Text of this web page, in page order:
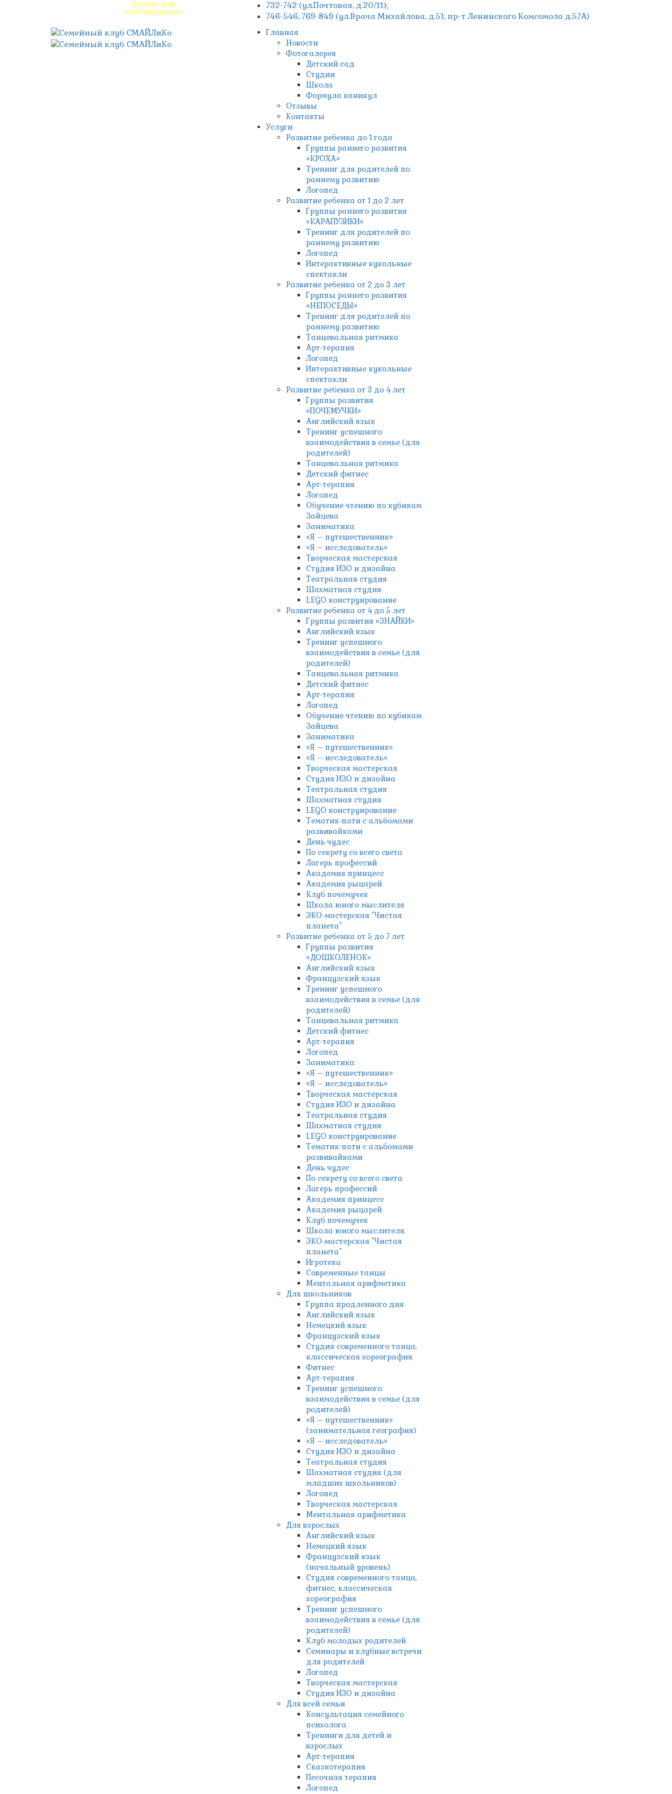
Версия для
слабовидящих
732-742 (ул.Почтовая, д.20/11);
746-546, 769-849 (ул.Врача Михайлова, д.51; пр-т Ленинского Комсомола д.57А)
Главная
Новости
Фотогалерея
Детский сад
Студии
Школа
Формула каникул
Отзывы
Контакты
Услуги
Развитие ребенка до 1 года
Группы раннего развития
«КРОХА»
Тренинг для родителей по
раннему развитию
Логопед
Развитие ребенка от 1 до 2 лет
Группы раннего развития
«КАРАПУЗИКИ»
Тренинг для родителей по
раннему развитию
Логопед
Интерактивные кукольные
спектакли
Развитие ребенка от 2 до 3 лет
Группы раннего развития
«НЕПОСЕДЫ»
Тренинг для родителей по
раннему развитию
Танцевальная ритмика
Арт-терапия
Логопед
Интерактивные кукольные
спектакли
Развитие ребенка от 3 до 4 лет
Группы развития
«ПОЧЕМУЧКИ»
Английский язык
Тренинг успешного
взаимодействия в семье (для
родителей)
Танцевальная ритмика
Детский фитнес
Арт-терапия
Логопед
Обучение чтению по кубикам
Зайцева
Заниматика
«Я – путешественник»
«Я – исследователь»
Творческая мастерская
Студия ИЗО и дизайна
Театральная студия
Шахматная студия
LEGO конструирование
Развитие ребенка от 4 до 5 лет
Группы развития «ЗНАЙКИ»
Английский язык
Тренинг успешного
взаимодействия в семье (для
родителей)
Танцевальная ритмика
Детский фитнес
Арт-терапия
Логопед
Обучение чтению по кубикам
Зайцева
Заниматика
«Я – путешественник»
«Я – исследователь»
Творческая мастерская
Студия ИЗО и дизайна
Театральная студия
Шахматная студия
LEGO конструирование
Тематик-пати с альбомами
развивайками
День чудес
По секрету со всего света
Лагерь профессий
Академия принцесс
Академия рыцарей
Клуб почемучек
Школа юного мыслителя
ЭКО-мастерская "Чистая
планета"
Развитие ребенка от 5 до 7 лет
Группы развития
«ДОШКОЛЕНОК»
Английский язык
Французский язык
Тренинг успешного
взаимодействия в семье (для
родителей)
Танцевальная ритмика
Детский фитнес
Арт-терапия
Логопед
Заниматика
«Я – путешественник»
«Я – исследователь»
Творческая мастерская
Студия ИЗО и дизайна
Театральная студия
Шахматная студия
LEGO конструирование
Тематик-пати с альбомами
развивайками
День чудес
По секрету со всего света
Лагерь профессий
Академия принцесс
Академия рыцарей
Клуб почемучек
Школа юного мыслителя
ЭКО-мастерская "Чистая
планета"
Игротека
Современные танцы
Ментальная арифметика
Для школьников
Группа продленного дня
Английский язык
Немецкий язык
Французский язык
Студия современного танца,
классическая хореография
Фитнес
Арт-терапия
Тренинг успешного
взаимодействия в семье (для
родителей)
«Я – путешественник»
(занимательная география)
«Я – исследователь»
Студия ИЗО и дизайна
Театральная студия
Шахматная студия (для
младших школьников)
Логопед
Творческая мастерская
Ментальная арифметика
Для взрослых
Английский язык
Немецкий язык
Французский язык
(начальный уровень)
Студия современного танца,
фитнес, классическая
хореография
Тренинг успешного
взаимодействия в семье (для
родителей)
Клуб молодых родителей
Семинары и клубные встречи
для родителей
Логопед
Творческая мастерская
Студия ИЗО и дизайна
Для всей семьи
Консультация семейного
психолога
Тренинги для детей и
взрослых
Арт-терапия
Сказкотерапия
Песочная терапия
Логопед